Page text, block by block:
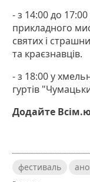
- з 14:00 до
прикладного
святих і
та краєзнавців.
- з 18:00 у
гуртів
Додайте
фестиваль